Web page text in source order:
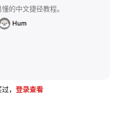
的中文捷径教程。
Hum
， 登录查看